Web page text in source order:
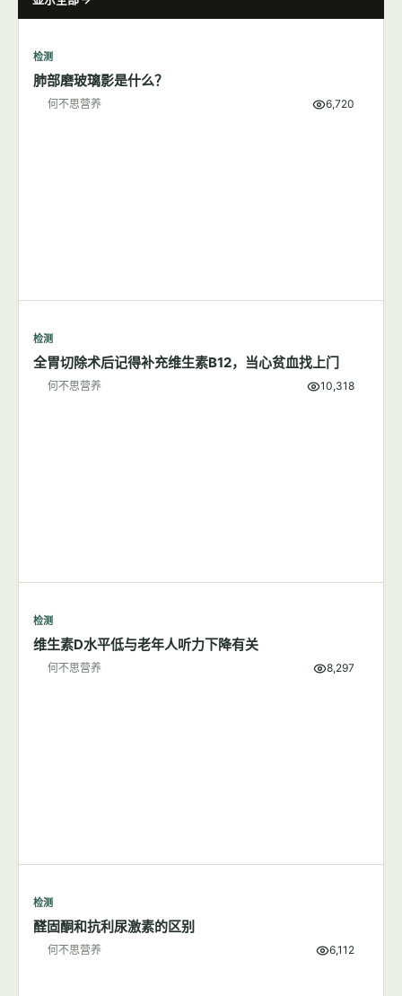
检测
肺部磨玻璃影是什么？
何不思营养 6,720
检测
全胃切除术后记得补充维生素B12，当心贫血找上门
何不思营养 10,318
检测
维生素D水平低与老年人听力下降有关
何不思营养 8,297
检测
醛固酮和抗利尿激素的区别
何不思营养 6,112